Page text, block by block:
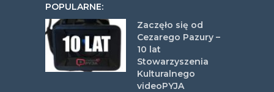
POPULARNE:
Zaczęło się od
Cezarego Pazury –
10 lat
Stowarzyszenia
Kulturalnego
videoPYJA